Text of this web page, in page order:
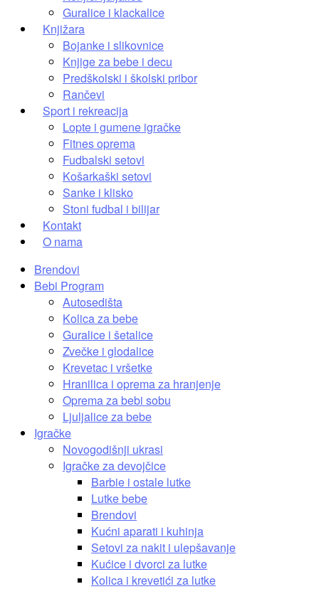
Guralice i klackalice
Knjižara
Bojanke i slikovnice
Knjige za bebe i decu
Predškolski i školski pribor
Rančevi
Sport i rekreacija
Lopte i gumene igračke
Fitnes oprema
Fudbalski setovi
Košarkaški setovi
Sanke i klisko
Stoni fudbal i bilijar
Kontakt
O nama
Brendovi
Bebi Program
Autosedišta
Kolica za bebe
Guralice i šetalice
Zvečke i glodalice
Krevetac i vršetke
Hranilica i oprema za hranjenje
Oprema za bebi sobu
Ljuljalice za bebe
Igračke
Novogodišnji ukrasi
Igračke za devojčice
Barbie i ostale lutke
Lutke bebe
Brendovi
Kućni aparati i kuhinja
Setovi za nakit i ulepšavanje
Kućice i dvorci za lutke
Kolica i krevetići za lutke